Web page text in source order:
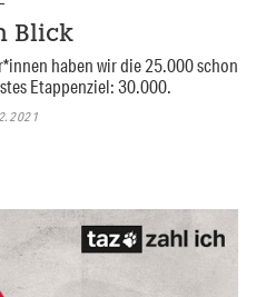
Blick
haben wir die 25.000 schon
Etappenziel: 30.000.